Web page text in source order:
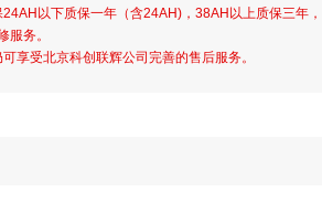
以下质保一年（含24AH)，38AH以上质保三年，
服务。
享受北京科创联辉公司完善的售后服务。